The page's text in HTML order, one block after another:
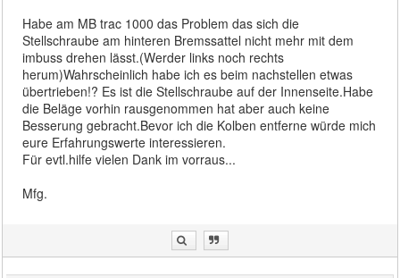
Habe am MB trac 1000 das Problem das sich die
Stellschraube am hinteren Bremssattel nicht mehr mit dem
imbuss drehen lässt.(Werder links noch rechts
herum)Wahrscheinlich habe ich es beim nachstellen etwas
übertrieben!? Es ist die Stellschraube auf der Innenseite.Habe
die Beläge vorhin rausgenommen hat aber auch keine
Besserung gebracht.Bevor ich die Kolben entferne würde mich
eure Erfahrungswerte interessieren.
Für evtl.hilfe vielen Dank im vorraus...
Mfg.